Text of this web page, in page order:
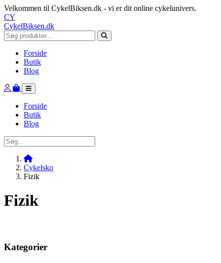
Velkommen til CykelBiksen.dk - vi er dit online cykelunivers.
CY
CykelBiksen.dk
Forside
Butik
Blog
Forside
Butik
Blog
Cykelsko
Fizik
Fizik
Kategorier